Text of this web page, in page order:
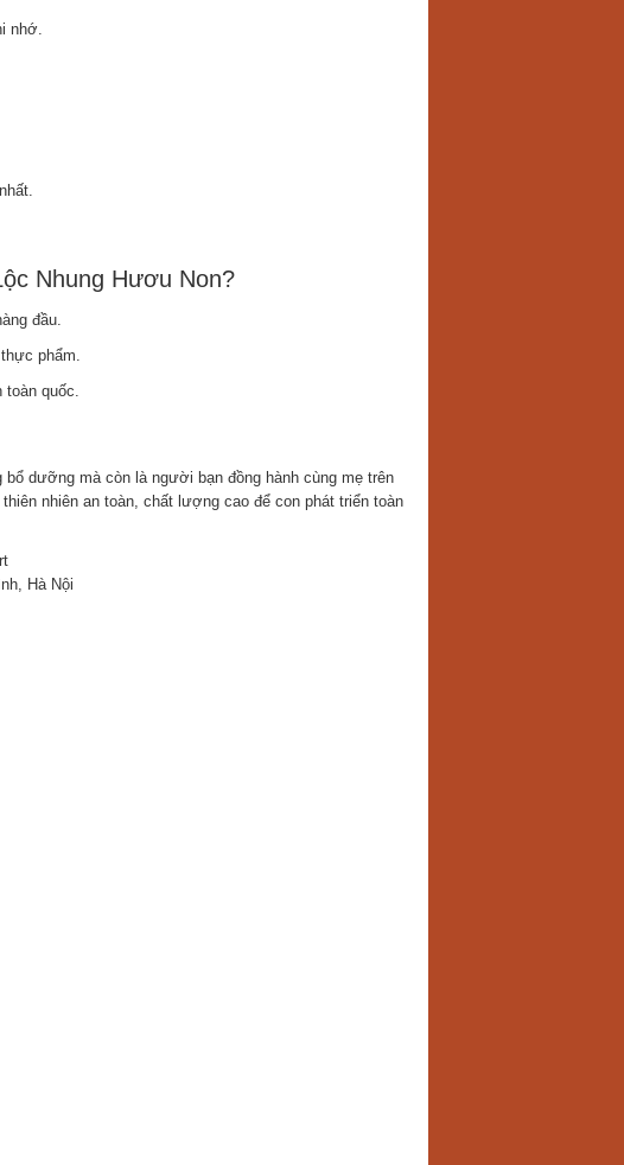
nhớ.
Nhung Hươu Non?
đầu.
phẩm.
quốc.
dưỡng mà còn là người bạn đồng hành cùng mẹ trên
nhiên an toàn, chất lượng cao để con phát triển toàn
Hà Nội